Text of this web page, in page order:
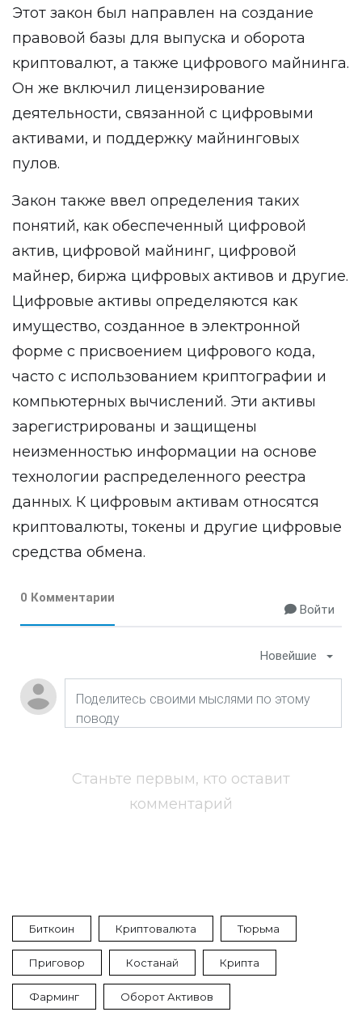
Этот закон был направлен на создание
правовой базы для выпуска и оборота
криптовалют, а также цифрового майнинга.
Он же включил лицензирование
деятельности, связанной с цифровыми
активами, и поддержку майнинговых
пулов.
Закон также ввел определения таких
понятий, как обеспеченный цифровой
актив, цифровой майнинг, цифровой
майнер, биржа цифровых активов и другие.
Цифровые активы определяются как
имущество, созданное в электронной
форме с присвоением цифрового кода,
часто с использованием криптографии и
компьютерных вычислений. Эти активы
зарегистрированы и защищены
неизменностью информации на основе
технологии распределенного реестра
данных. К цифровым активам относятся
криптовалюты, токены и другие цифровые
средства обмена.
0 Комментарии
Войти
Новейшие
Станьте первым, кто оставит
комментарий
Биткоин Криптовалюта Тюрьма
Приговор Костанай Крипта
Фарминг Оборот Активов